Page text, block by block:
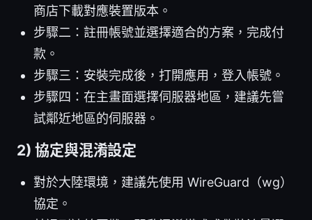
商店下載對應裝置版本。
步驟二：註冊帳號並選擇適合的方案，完成付
款。
步驟三：安裝完成後，打開應用，登入帳號。
步驟四：在主畫面選擇伺服器地區，建議先嘗
試鄰近地區的伺服器。
2) 協定與混淆設定
對於大陸環境，建議先使用 WireGuard（wg）
協定。